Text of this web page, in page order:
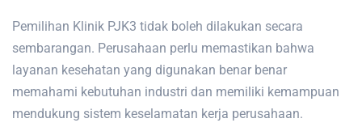
Pemilihan Klinik PJK3 tidak boleh dilakukan secara
sembarangan. Perusahaan perlu memastikan bahwa
layanan kesehatan yang digunakan benar benar
memahami kebutuhan industri dan memiliki kemampuan
mendukung sistem keselamatan kerja perusahaan.